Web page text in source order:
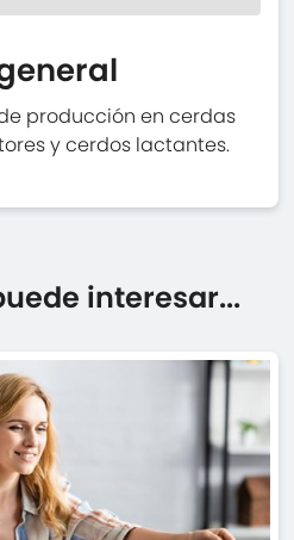
producción en cerdas
y cerdos lactantes.
interesar...